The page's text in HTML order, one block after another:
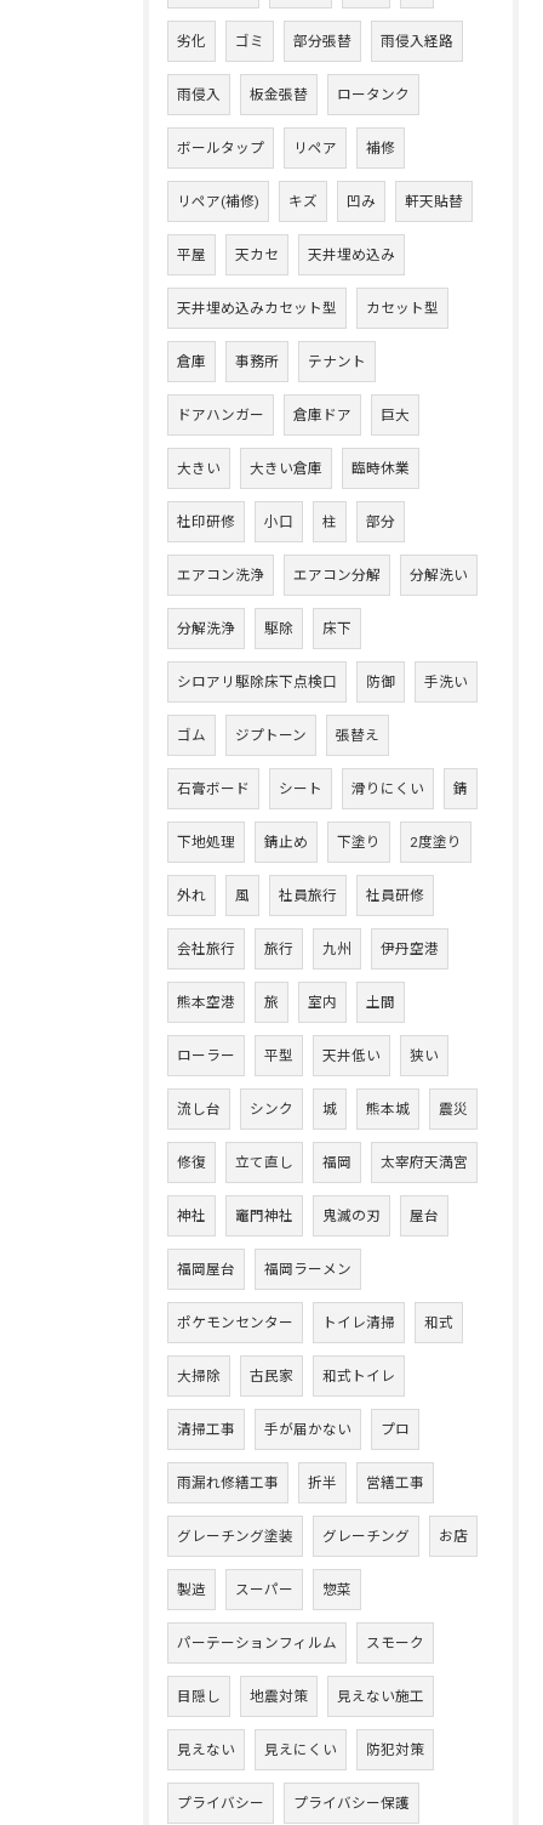
劣化 ゴミ 部分張替 雨侵入経路
雨侵入 板金張替 ロータンク
ボールタップ リペア 補修
リペア(補修) キズ 凹み 軒天貼替
平屋 天カセ 天井埋め込み
天井埋め込みカセット型 カセット型
倉庫 事務所 テナント
ドアハンガー 倉庫ドア 巨大
大きい 大きい倉庫 臨時休業
社印研修 小口 柱 部分
エアコン洗浄 エアコン分解 分解洗い
分解洗浄 駆除 床下
シロアリ駆除床下点検口 防御 手洗い
ゴム ジプトーン 張替え
石膏ボード シート 滑りにくい 錆
下地処理 錆止め 下塗り 2度塗り
外れ 風 社員旅行 社員研修
会社旅行 旅行 九州 伊丹空港
熊本空港 旅 室内 土間
ローラー 平型 天井低い 狭い
流し台 シンク 城 熊本城 震災
修復 立て直し 福岡 太宰府天満宮
神社 竈門神社 鬼滅の刃 屋台
福岡屋台 福岡ラーメン
ポケモンセンター トイレ清掃 和式
大掃除 古民家 和式トイレ
清掃工事 手が届かない プロ
雨漏れ修繕工事 折半 営繕工事
グレーチング塗装 グレーチング お店
製造 スーパー 惣菜
パーテーションフィルム スモーク
目隠し 地震対策 見えない施工
見えない 見えにくい 防犯対策
プライバシー プライバシー保護